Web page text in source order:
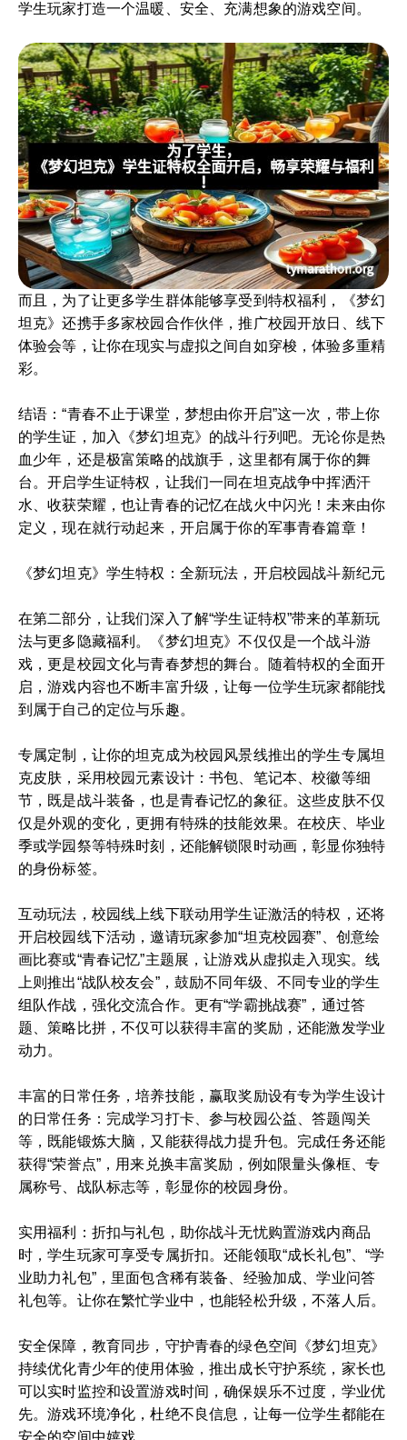
学生玩家打造一个温暖、安全、充满想象的游戏空间。
而且，为了让更多学生群体能够享受到特权福利，《梦幻
坦克》还携手多家校园合作伙伴，推广校园开放日、线下
体验会等，让你在现实与虚拟之间自如穿梭，体验多重精
彩。
结语：“青春不止于课堂，梦想由你开启”这一次，带上你
的学生证，加入《梦幻坦克》的战斗行列吧。无论你是热
血少年，还是极富策略的战旗手，这里都有属于你的舞
台。开启学生证特权，让我们一同在坦克战争中挥洒汗
水、收获荣耀，也让青春的记忆在战火中闪光！未来由你
定义，现在就行动起来，开启属于你的军事青春篇章！
《梦幻坦克》学生特权：全新玩法，开启校园战斗新纪元
在第二部分，让我们深入了解“学生证特权”带来的革新玩
法与更多隐藏福利。《梦幻坦克》不仅仅是一个战斗游
戏，更是校园文化与青春梦想的舞台。随着特权的全面开
启，游戏内容也不断丰富升级，让每一位学生玩家都能找
到属于自己的定位与乐趣。
专属定制，让你的坦克成为校园风景线推出的学生专属坦
克皮肤，采用校园元素设计：书包、笔记本、校徽等细
节，既是战斗装备，也是青春记忆的象征。这些皮肤不仅
仅是外观的变化，更拥有特殊的技能效果。在校庆、毕业
季或学园祭等特殊时刻，还能解锁限时动画，彰显你独特
的身份标签。
互动玩法，校园线上线下联动用学生证激活的特权，还将
开启校园线下活动，邀请玩家参加“坦克校园赛”、创意绘
画比赛或“青春记忆”主题展，让游戏从虚拟走入现实。线
上则推出“战队校友会”，鼓励不同年级、不同专业的学生
组队作战，强化交流合作。更有“学霸挑战赛”，通过答
题、策略比拼，不仅可以获得丰富的奖励，还能激发学业
动力。
丰富的日常任务，培养技能，赢取奖励设有专为学生设计
的日常任务：完成学习打卡、参与校园公益、答题闯关
等，既能锻炼大脑，又能获得战力提升包。完成任务还能
获得“荣誉点”，用来兑换丰富奖励，例如限量头像框、专
属称号、战队标志等，彰显你的校园身份。
实用福利：折扣与礼包，助你战斗无忧购置游戏内商品
时，学生玩家可享受专属折扣。还能领取“成长礼包”、“学
业助力礼包”，里面包含稀有装备、经验加成、学业问答
礼包等。让你在繁忙学业中，也能轻松升级，不落人后。
安全保障，教育同步，守护青春的绿色空间《梦幻坦克》
持续优化青少年的使用体验，推出成长守护系统，家长也
可以实时监控和设置游戏时间，确保娱乐不过度，学业优
先。游戏环境净化，杜绝不良信息，让每一位学生都能在
安全的空间中嬉戏。